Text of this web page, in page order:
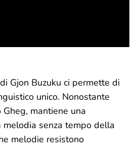
Gjon Buzuku ci permette di
unico. Nonostante
mantiene una
melodia senza tempo della
melodie resistono